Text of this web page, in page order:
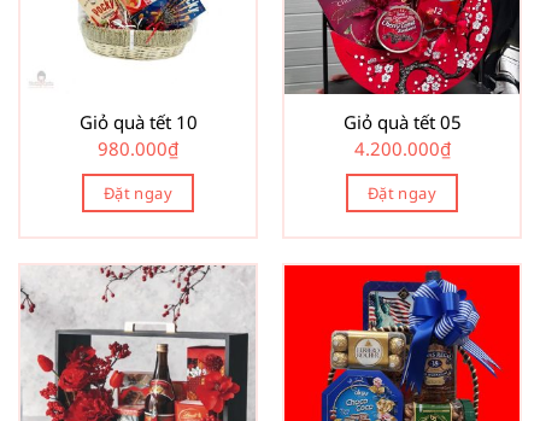
Giỏ quà tết 10
980.000₫
Đặt ngay
Giỏ quà tết 05
4.200.000₫
Đặt ngay